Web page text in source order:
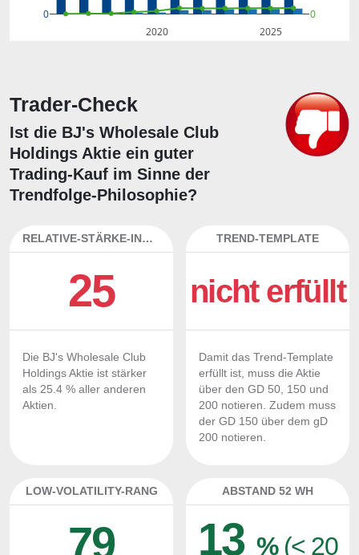
2020 2025
0 0
Trader-Check
Ist die BJ's Wholesale Club
Holdings Aktie ein guter
Trading-Kauf im Sinne der
Trendfolge-Philosophie?
RELATIVE-STÄRKE-INDEX
25
Die BJ's Wholesale Club
Holdings Aktie ist stärker
als 25.4 % aller anderen
Aktien.
TREND-TEMPLATE
nicht erfüllt
Damit das Trend-Template
erfüllt ist, muss die Aktie
über den GD 50, 150 und
200 notieren. Zudem muss
der GD 150 über dem gD
200 notieren.
LOW-VOLATILITY-RANG
79
ABSTAND 52 WH
13% (< 20